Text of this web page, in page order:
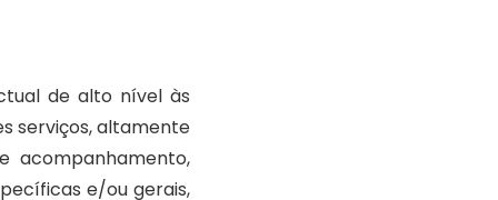
de alto nível às
serviços, altamente
acompanhamento,
e/ou gerais,